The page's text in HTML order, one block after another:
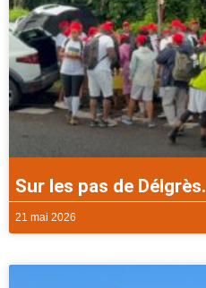
Sur les pas de Délgrès.
21 mai 2026